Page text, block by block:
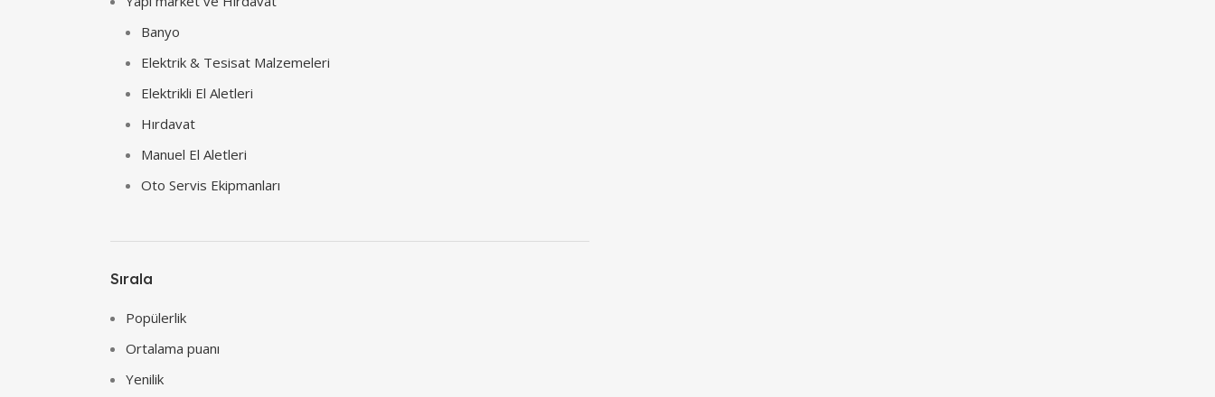
Banyo
Elektrik & Tesisat Malzemeleri
Elektrikli El Aletleri
Hırdavat
Manuel El Aletleri
Oto Servis Ekipmanları
Sırala
Popülerlik
Ortalama puanı
Yenilik